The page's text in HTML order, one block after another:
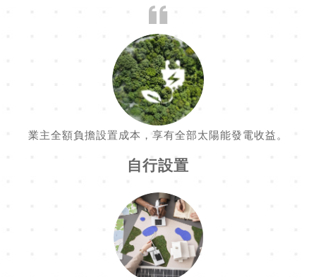
業主全額負擔設置成本，享有全部太陽能發電收益。
自行設置